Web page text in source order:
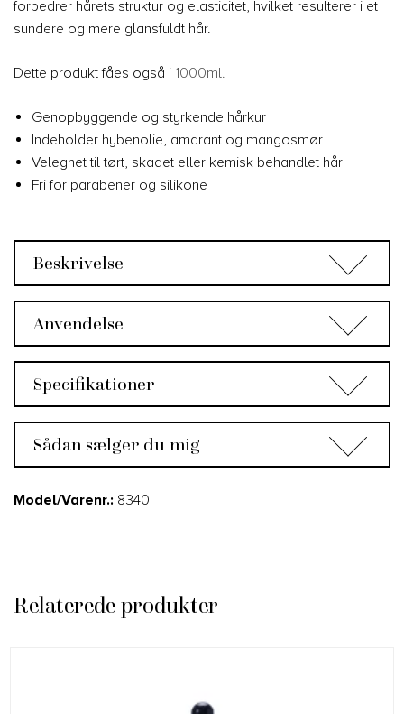
forbedrer hårets struktur og elasticitet, hvilket resulterer i et
sundere og mere glansfuldt hår.
Dette produkt fåes også i 1000ml.
Genopbyggende og styrkende hårkur
Indeholder hybenolie, amarant og mangosmør
Velegnet til tørt, skadet eller kemisk behandlet hår
Fri for parabener og silikone
Beskrivelse
Anvendelse
Specifikationer
Sådan sælger du mig
Model/Varenr.: 8340
Relaterede produkter